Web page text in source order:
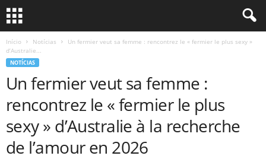
Início Notícias
Un fermier veut sa femme : rencontrez le « fermier le plus sexy »
d’Australie...
NOTÍCIAS
Un fermier veut sa femme :
rencontrez le « fermier le plus
sexy » d’Australie à la recherche
de l’amour en 2026